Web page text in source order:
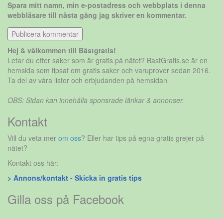
Spara mitt namn, min e-postadress och webbplats i denna
webbläsare till nästa gång jag skriver en kommentar.
Hej & välkommen till Bästgratis!
Letar du efter saker som är gratis på nätet? BastGratis.se är en
hemsida som tipsat om gratis saker och varuprover sedan 2016.
Ta del av våra listor och erbjudanden på hemsidan
OBS: Sidan kan innehålla sponsrade länkar & annonser.
Kontakt
Vill du veta mer om oss? Eller har tips på egna gratis grejer på
nätet?
Kontakt oss här:
> Annons/kontakt - Skicka in gratis tips
Gilla oss på Facebook